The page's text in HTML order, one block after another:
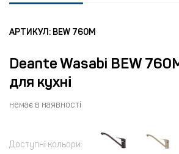
АРТИКУЛ: BEW 760M
Deante Wasabi BEW
для кухні
немає в наявності
Доступні кольори: